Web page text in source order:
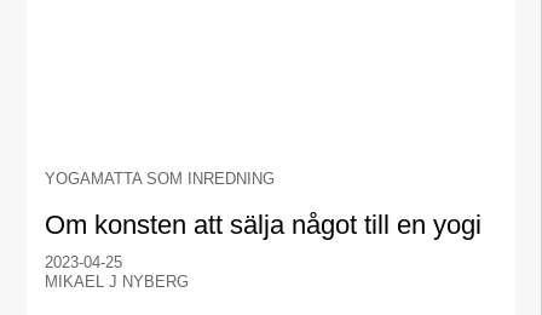
YOGAMATTA SOM INREDNING
Om konsten att sälja något till en yogi
2023-04-25
MIKAEL J NYBERG